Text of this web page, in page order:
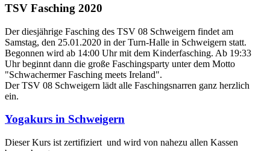
TSV Fasching 2020
Der diesjährige Fasching des TSV 08 Schweigern findet am
Samstag, den 25.01.2020 in der Turn-Halle in Schweigern statt.
Begonnen wird ab 14:00 Uhr mit dem Kinderfasching. Ab 19:33
Uhr beginnt dann die große Faschingsparty unter dem Motto
"Schwachermer Fasching meets Ireland".
Der TSV 08 Schweigern lädt alle Faschingsnarren ganz herzlich
ein.
Yogakurs in Schweigern
Dieser Kurs ist zertifiziert und wird von nahezu allen Kassen